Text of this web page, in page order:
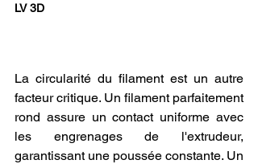
LV 3D
La circularité du filament est un autre
facteur critique. Un filament parfaitement
rond assure un contact uniforme avec
les engrenages de l'extrudeur,
garantissant une poussée constante. Un